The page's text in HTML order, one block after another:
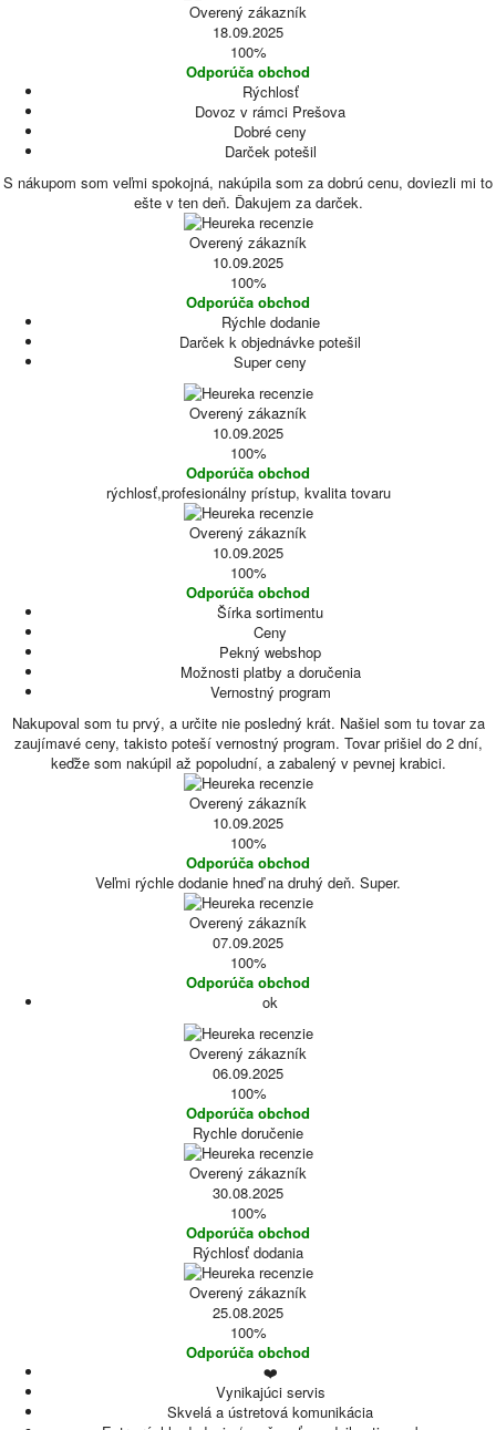
Overený zákazník
18.09.2025
100%
Odporúča obchod
Rýchlosť
Dovoz v rámci Prešova
Dobré ceny
Darček potešil
S nákupom som veľmi spokojná, nakúpila som za dobrú cenu, doviezli mi to
ešte v ten deň. Ďakujem za darček.
Overený zákazník
10.09.2025
100%
Odporúča obchod
Rýchle dodanie
Darček k objednávke potešil
Super ceny
Overený zákazník
10.09.2025
100%
Odporúča obchod
rýchlosť,profesionálny prístup, kvalita tovaru
Overený zákazník
10.09.2025
100%
Odporúča obchod
Šírka sortimentu
Ceny
Pekný webshop
Možnosti platby a doručenia
Vernostný program
Nakupoval som tu prvý, a určite nie posledný krát. Našiel som tu tovar za
zaujímavé ceny, takisto poteší vernostný program. Tovar prišiel do 2 dní,
keďže som nakúpil až popoludní, a zabalený v pevnej krabici.
Overený zákazník
10.09.2025
100%
Odporúča obchod
Veľmi rýchle dodanie hneď na druhý deň. Super.
Overený zákazník
07.09.2025
100%
Odporúča obchod
ok
Overený zákazník
06.09.2025
100%
Odporúča obchod
Rychle doručenie
Overený zákazník
30.08.2025
100%
Odporúča obchod
Rýchlosť dodania
Overený zákazník
25.08.2025
100%
Odporúča obchod
❤️
Vynikajúci servis
Skvelá a ústretová komunikácia